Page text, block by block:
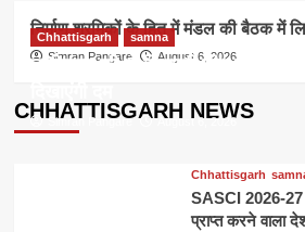
निर्माण श्रमिकों के हित में मंडल की बैठक में
Simran Pangare August 6, 2026
CHHATTISGARH NEWS
Chhattisgarh samna
छत्तीसगढ़ की दो खिलाड़ी चीन में होने
Simran Pangare August 6, 2026
Chhattisgarh
SASCI 2026-27
प्राप्त करने वाला